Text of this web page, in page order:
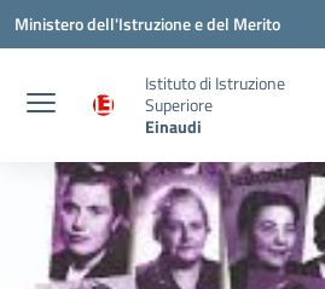
Vai ai contenuti
Vai al menu di navigazione
Vai al footer
Ministero dell'Istruzione e del Merito
Istituto di Istruzione
Superiore
Einaudi